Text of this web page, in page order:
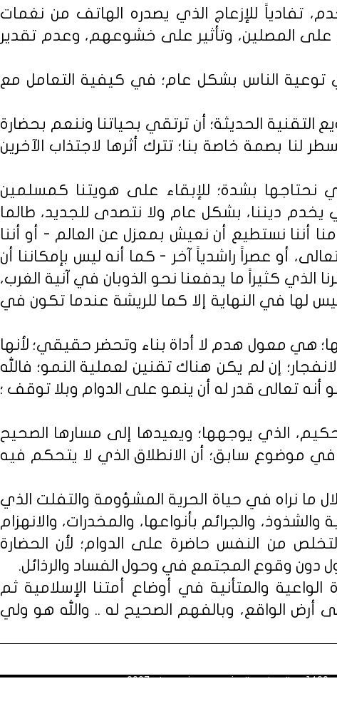
تفادياً للإزعاج الذي يصدره الهاتف من نغمات
على المصلين، وتأثير على خشوعهم، وعدم تقدير
الناس بشكل عام؛ في كيفية التعامل مع
التقنية الحديثة؛ أن ترتقي بحياتنا وننعم بحضارة
لنا بصمة خاصة بنا؛ تترك أثرها لاجتذاب الآخرين
نحتاجها بشدة؛ للإبقاء على هويتنا كمسلمين
يخدم ديننا، بشكل عام ولا نتصدى للجديد، طالما
منا أننا نستطيع أن نعيش بمعزل عن العالم - أو أننا
أو عصراً راشدياً آخر - كما أنه ليس بإمكاننا أن
الذي كثيراً ما يدفعنا نحو الذوبان في آنية الغرب،
ليس لها في النهاية إلا كما للريشة عندما تكون في
هي معول هدم لا أداة بناء وتحضر حقيقي؛ لأنها
إن لم يكن هناك تقنين لعملية النمو؛ فالله
أنه تعالى قدر له أن ينمو على الدوام وبلا توقف ؛
الذي يوجهها؛ ويعيدها إلى مسارها الصحيح
موضوع سابق؛ أن الانطلاق الذي لا يتحكم فيه
ما نراه في حياة الحرية المشؤومة والتفلت الذي
والجرائم بأنواعها، والمخدرات، والانهزام
من النفس حاضرة على الدوام؛ لأن الحضارة
دون وقوع المجتمع في وحول الفساد والرذائل.
الواعية والمتأنية في أوضاع أمتنا الإسلامية ثم
أرض الواقع، وبالفهم الصحيح له .. والله هو ولي